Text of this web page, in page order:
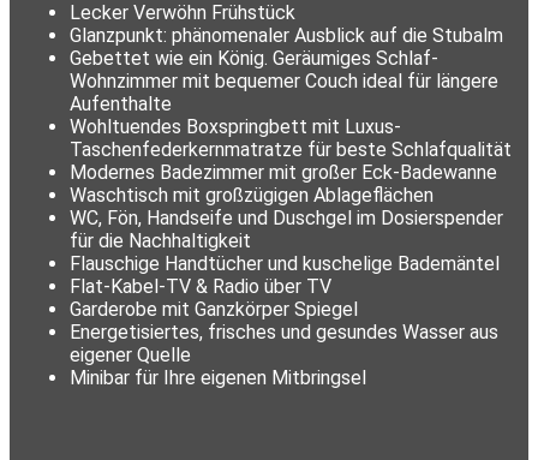
Lecker Verwöhn Frühstück
Glanzpunkt: phänomenaler Ausblick auf die Stubalm
Gebettet wie ein König. Geräumiges Schlaf-
Wohnzimmer mit bequemer Couch ideal für längere
Aufenthalte
Wohltuendes Boxspringbett mit Luxus-
Taschenfederkernmatratze für beste Schlafqualität
Modernes Badezimmer mit großer Eck-Badewanne
Waschtisch mit großzügigen Ablageflächen
WC, Fön, Handseife und Duschgel im Dosierspender
für die Nachhaltigkeit
Flauschige Handtücher und kuschelige Bademäntel
Flat-Kabel-TV & Radio über TV
Garderobe mit Ganzkörper Spiegel
Energetisiertes, frisches und gesundes Wasser aus
eigener Quelle
Minibar für Ihre eigenen Mitbringsel